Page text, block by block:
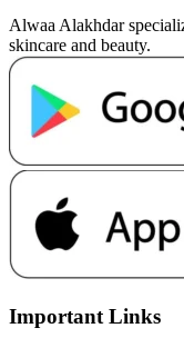
Alwaa Alakhdar
skincare and beauty.
Important Links